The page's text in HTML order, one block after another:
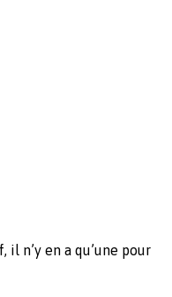
n’y en a qu’une pour